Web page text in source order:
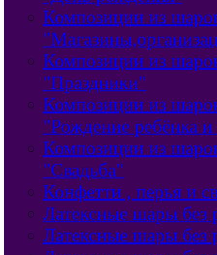
Композиции из
Композиции из
"Праздники"
Композиции из
"Рождение ребёнка
Композиции из
"Свадьба"
Конфетти , перья и
Латексные шары без
Латексные шары без